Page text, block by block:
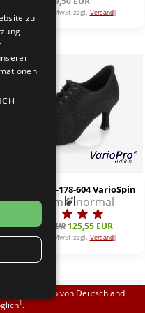
[inkl. 19% MwSt zzgl. Versand]
Diamant 199-178-604 VarioSpin
5,0 cm normal
139,50 EUR 125,55 EUR
[inkl. 19% MwSt zzgl. Versand]
wir innerhalb von Deutschland
1.
zu